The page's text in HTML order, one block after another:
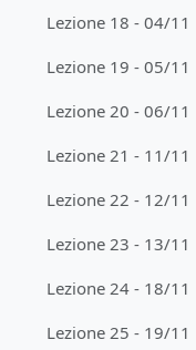
Lezione 18 - 04/11
Lezione 19 - 05/11
Lezione 20 - 06/11
Lezione 21 - 11/11
Lezione 22 - 12/11
Lezione 23 - 13/11
Lezione 24 - 18/11
Lezione 25 - 19/11